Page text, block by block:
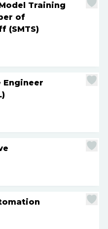
Training
of
(SMTS)
Engineer